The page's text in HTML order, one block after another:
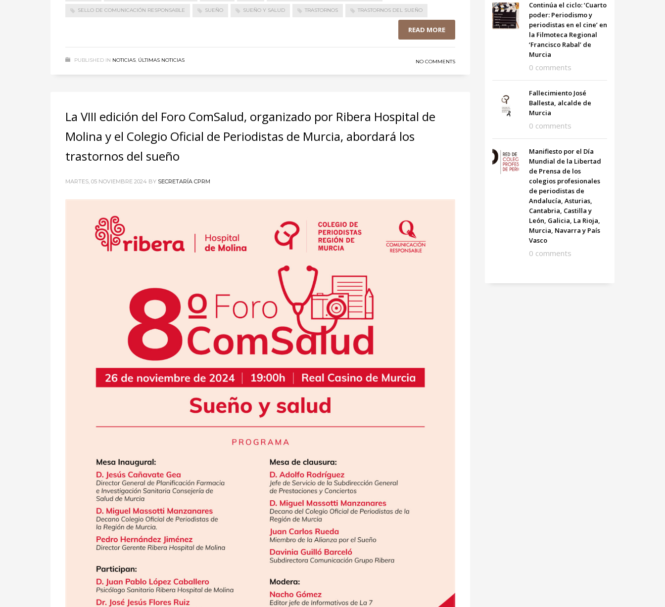
SELLO DE COMUNICACIÓN RESPONSABLE SUEÑO SUEÑO Y SALUD TRASTORNOS TRASTORNOS DEL SUEÑO
READ MORE
PUBLISHED IN NOTICIAS ÚLTIMAS NOTICIAS NO COMMENTS
La VIII edición del Foro ComSalud, organizado por Ribera Hospital de
Molina y el Colegio Oficial de Periodistas de Murcia, abordará los
trastornos del sueño
MARTES, 05 NOVIEMBRE 2024 BY SECRETARÍA CPRM
Continúa el ciclo: ‘Cuarto
poder: Periodismo y
periodistas en el cine’ en
la Filmoteca Regional
‘Francisco Rabal’ de
Murcia
0 comments
Fallecimiento José
Ballesta, alcalde de
Murcia
0 comments
Manifiesto por el Día
Mundial de la Libertad
de Prensa de los
colegios profesionales
de periodistas de
Andalucía, Asturias,
Cantabria, Castilla y
León, Galicia, La Rioja,
Murcia, Navarra y País
Vasco
0 comments